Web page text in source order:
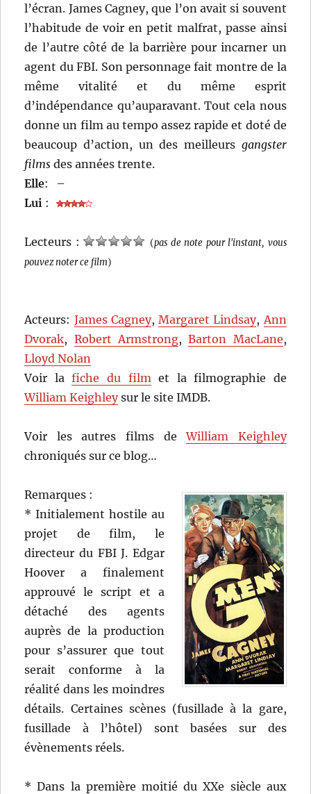
l’écran. James Cagney, que l’on avait si souvent
l’habitude de voir en petit malfrat, passe ainsi
de l’autre côté de la barrière pour incarner un
agent du FBI. Son personnage fait montre de la
même vitalité et du même esprit
d’indépendance qu’auparavant. Tout cela nous
donne un film au tempo assez rapide et doté de
beaucoup d’action, un des meilleurs gangster
films des années trente.
Elle:
–
Lui :
Lecteurs : (pas de note pour l'instant, vous
pouvez noter ce film)
Acteurs: James Cagney,Margaret Lindsay, Ann
Dvorak, Robert Armstrong,Barton MacLane,
Lloyd Nolan
Voir lafiche du film et la filmographie de
William Keighleysur le site IMDB.
Voir les autres films deWilliam Keighley
chroniqués sur ce blog…
Remarques :
* Initialement hostile au
projet de film, le
directeur du FBI J. Edgar
Hoover a finalement
approuvé le script et a
détaché des agents
auprès de la production
pour s’assurer que tout
serait conforme à la
réalité dans les moindres
détails. Certaines scènes (fusillade à la gare,
fusillade à l’hôtel) sont basées sur des
évènements réels.
* Dans la première moitié du XXe siècle aux